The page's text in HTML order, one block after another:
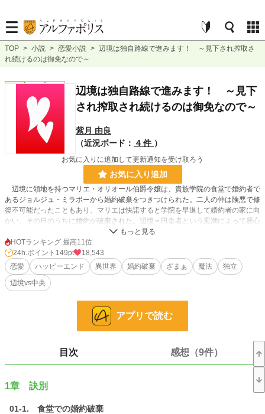
TOP > 小説 > 恋愛小説 > 辺境は独自路線で進みます！ ～見下され搾取さ
れ続けるのは御免なので～
恋愛 完結 長編
辺境は独自路線で進みます！ ～見下
され搾取され続けるのは御免なので～
紫月 由良
（近況ボード： 4 件 ）
お気に入りに追加して更新通知を受け取ろう
お気に入り追加
辺境に領地を持つマリエ・オリオール伯爵令嬢は、貴族学院の食堂で婚約者で
あるジョルジュ・ミラボーから婚約破棄をつきつけられた。二人の仲は険悪で修
復不可能だったこともあり、マリエは快諾すると学院を早退して婚約者の家に向
かい、その日のうちに婚約が破棄された。辺境＝田舎者という風潮によって居心
地が悪くなっていたため、これを機に学院を退学して領地に引き籠ることにし
た。
魔法契約によりオリオール伯爵家やフォートレル辺境伯家は国から離反できな
いが、関わり合いを最低限にして独自路線を歩むことに――。
※小説家になろう、カクヨムにも投稿しています
8,755 位 / 229,000 件
3,952 位 / 66,399 件
文字数
2025.01.24 17:21
HOTランキング 最高11位
24h.ポイント 149pt
18,543
恋愛
ハッピーエンド 異世界 婚約破棄 ざまぁ 魔法
独立
辺境vs中央
アプリで読む
目次 感想（9件）
1章 訣別
01-1. 食堂での婚約破棄